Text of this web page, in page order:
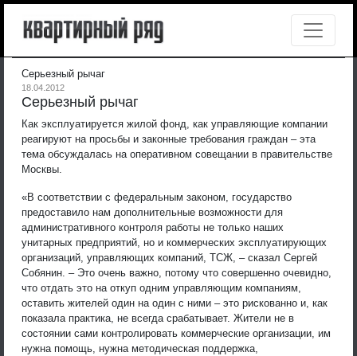
Серьезный рычаг
18.04.2012
Серьезный рычаг
Как эксплуатируется жилой фонд, как управляющие компании
реагируют на просьбы и законные требования граждан – эта
тема обсуждалась на оперативном совещании в правительстве
Москвы.
«В соответствии с федеральным законом, государство
предоставило нам дополнительные возможности для
административного контроля работы не только наших
унитарных предприятий, но и коммерческих эксплуатирующих
организаций, управляющих компаний, ТСЖ, – сказал Сергей
Собянин. – Это очень важно, потому что совершенно очевидно,
что отдать это на откуп одним управляющим компаниям,
оставить жителей один на один с ними – это рискованно и, как
показала практика, не всегда срабатывает. Жители не в
состоянии сами контролировать коммерческие организации, им
нужна помощь, нужна методическая поддержка,